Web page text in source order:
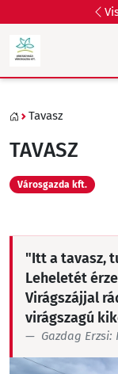
Tavasz
TAVASZ
Városgazda kft.
"Itt a tavasz,
Leheletét
Virágszájjal
virágszagú
Gazdag